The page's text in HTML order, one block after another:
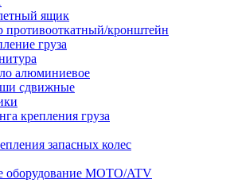
ящик
противооткатный/кронштейн
груза
алюминиевое
сдвижные
крепления груза
запасных колес
оборудование MOTO/ATV